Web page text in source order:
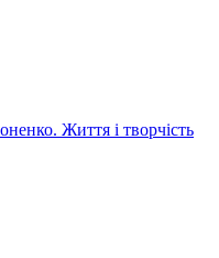
Життя і творчість